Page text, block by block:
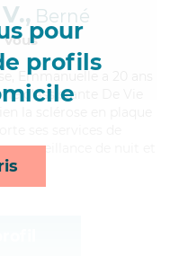
pour
profils
Berné
Emmanuelle a 20 ans
d'Assistante De Vie
surveillance de nuit et